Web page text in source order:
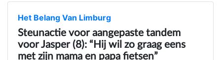
Het Belang Van Limburg
Steunactie voor aangepaste tandem
voor Jasper (8): “Hij wil zo graag eens
met zijn mama en papa fietsen”